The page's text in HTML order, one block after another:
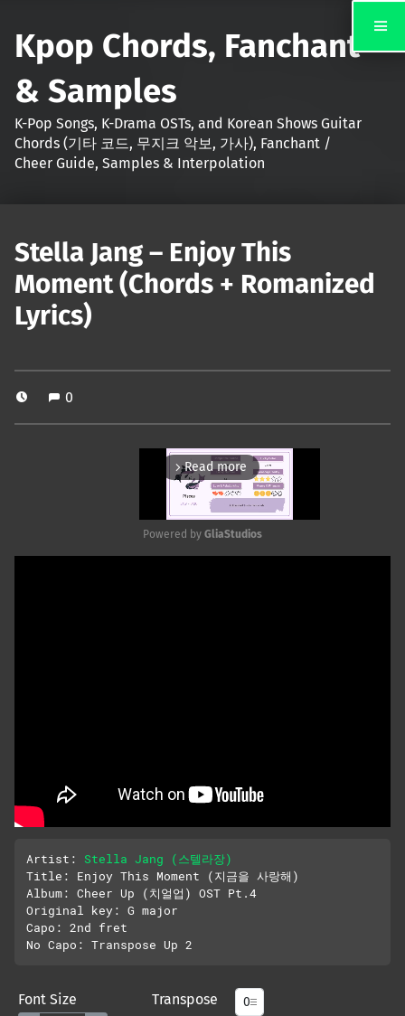
Kpop Chords, Fanchant
& Samples
K-Pop Songs, K-Drama OSTs, and Korean Shows Guitar
Chords (기타 코드, 무지크 악보, 가사), Fanchant /
Cheer Guide, Samples & Interpolation
Stella Jang – Enjoy This
Moment (Chords + Romanized
Lyrics)
0
arrow_forward_ios Read more
Powered by GliaStudios
Artist: Stella Jang (스텔라장)
Title: Enjoy This Moment (지금을 사랑해)
Album: Cheer Up (치얼업) OST Pt.4
Original key: G major
Capo: 2nd fret
Font Size Transpose